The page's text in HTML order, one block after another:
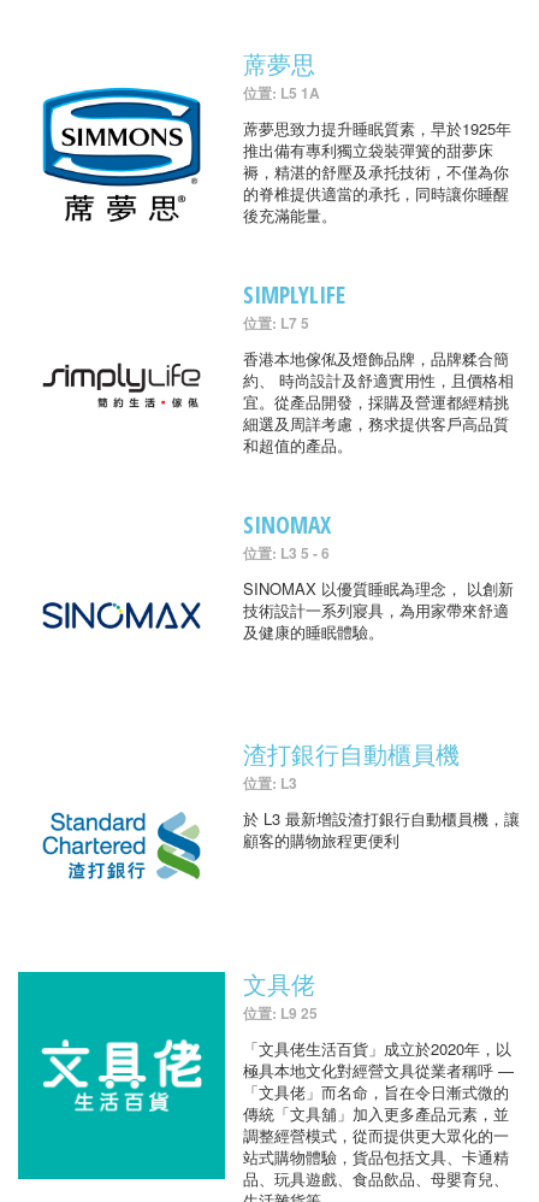
蓆夢思
位置: L5 1A
蓆夢思致力提升睡眠質素，早於1925年
推出備有專利獨立袋裝彈簧的甜夢床
褥，精湛的舒壓及承托技術，不僅為你
的脊椎提供適當的承托，同時讓你睡醒
後充滿能量。
SIMPLYLIFE
位置: L7 5
香港本地傢俬及燈飾品牌，品牌糅合簡
約、 時尚設計及舒適實用性，且價格相
宜。從產品開發，採購及營運都經精挑
細選及周詳考慮，務求提供客戶高品質
和超值的產品。
SINOMAX
位置: L3 5 - 6
SINOMAX 以優質睡眠為理念， 以創新
技術設計一系列寢具，為用家帶來舒適
及健康的睡眠體驗。
渣打銀行自動櫃員機
位置: L3
於 L3 最新增設渣打銀行自動櫃員機，讓
顧客的購物旅程更便利
文具佬
位置: L9 25
「文具佬生活百貨」成立於2020年，以
極具本地文化對經營文具從業者稱呼 —
「文具佬」而名命，旨在令日漸式微的
傳統「文具舖」加入更多產品元素，並
調整經營模式，從而提供更大眾化的一
站式購物體驗，貨品包括文具、卡通精
品、玩具遊戲、食品飲品、母嬰育兒、